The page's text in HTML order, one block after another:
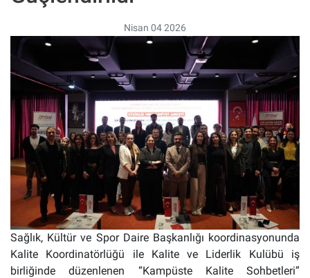
Nisan 04 2026
Sağlık, Kültür ve Spor Daire Başkanlığı koordinasyonunda
Kalite Koordinatörlüğü ile Kalite ve Liderlik Kulübü iş
birliğinde düzenlenen “Kampüste Kalite Sohbetleri”